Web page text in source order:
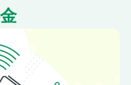
、下京区